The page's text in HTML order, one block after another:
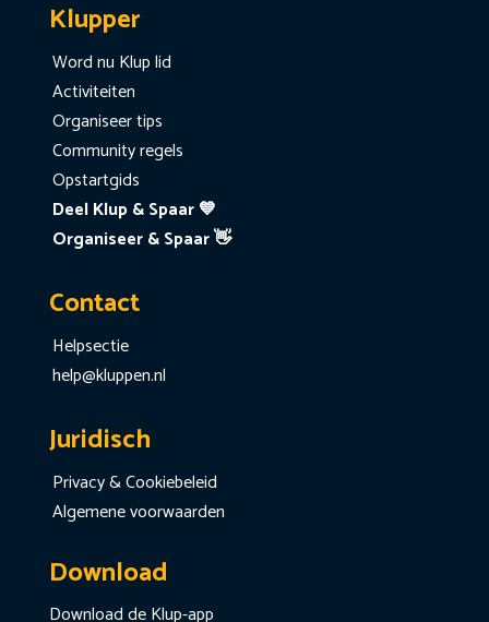
Klupper
Word nu Klup lid
Activiteiten
Organiseer tips
Community regels
Opstartgids
Deel Klup & Spaar 💙
Organiseer & Spaar 👋
Contact
Helpsectie
help@kluppen.nl
Juridisch
Privacy & Cookiebeleid
Algemene voorwaarden
Download
Download de Klup-app